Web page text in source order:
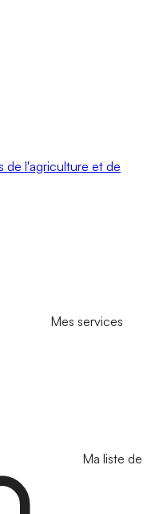
de l'agriculture et de
Mes services
Ma liste de